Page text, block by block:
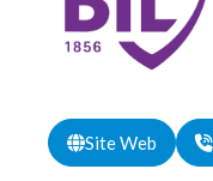
Site Web